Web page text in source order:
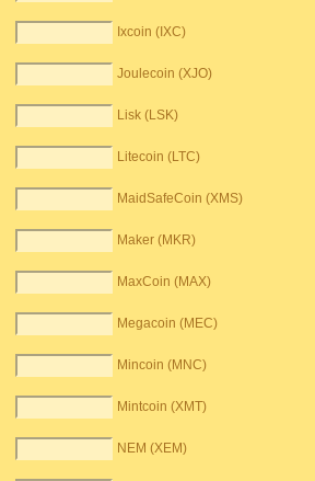
Ixcoin (IXC)
Joulecoin (XJO)
Lisk (LSK)
Litecoin (LTC)
MaidSafeCoin (XMS)
Maker (MKR)
MaxCoin (MAX)
Megacoin (MEC)
Mincoin (MNC)
Mintcoin (XMT)
NEM (XEM)